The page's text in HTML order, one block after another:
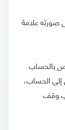
علامة
بالحساب
إلى الحساب،
وقف